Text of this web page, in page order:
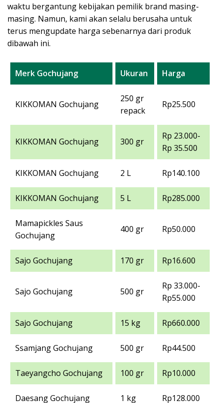
waktu bergantung kebijakan pemilik brand masing-
masing. Namun, kami akan selalu berusaha untuk
terus mengupdate harga sebenarnya dari produk
dibawah ini.
Merk Gochujang Ukuran Harga
KIKKOMAN Gochujang
250 gr
repack
Rp25.500
KIKKOMAN Gochujang 300 gr
Rp 23.000-
Rp 35.500
KIKKOMAN Gochujang 2 L Rp140.100
KIKKOMAN Gochujang 5 L Rp285.000
Mamapickles Saus
Gochujang
400 gr Rp50.000
Sajo Gochujang 170 gr Rp16.600
Sajo Gochujang 500 gr
Rp 33.000-
Rp55.000
Sajo Gochujang 15 kg Rp660.000
Ssamjang Gochujang 500 gr Rp44.500
Taeyangcho Gochujang 100 gr Rp10.000
Daesang Gochujang 1 kg Rp128.000